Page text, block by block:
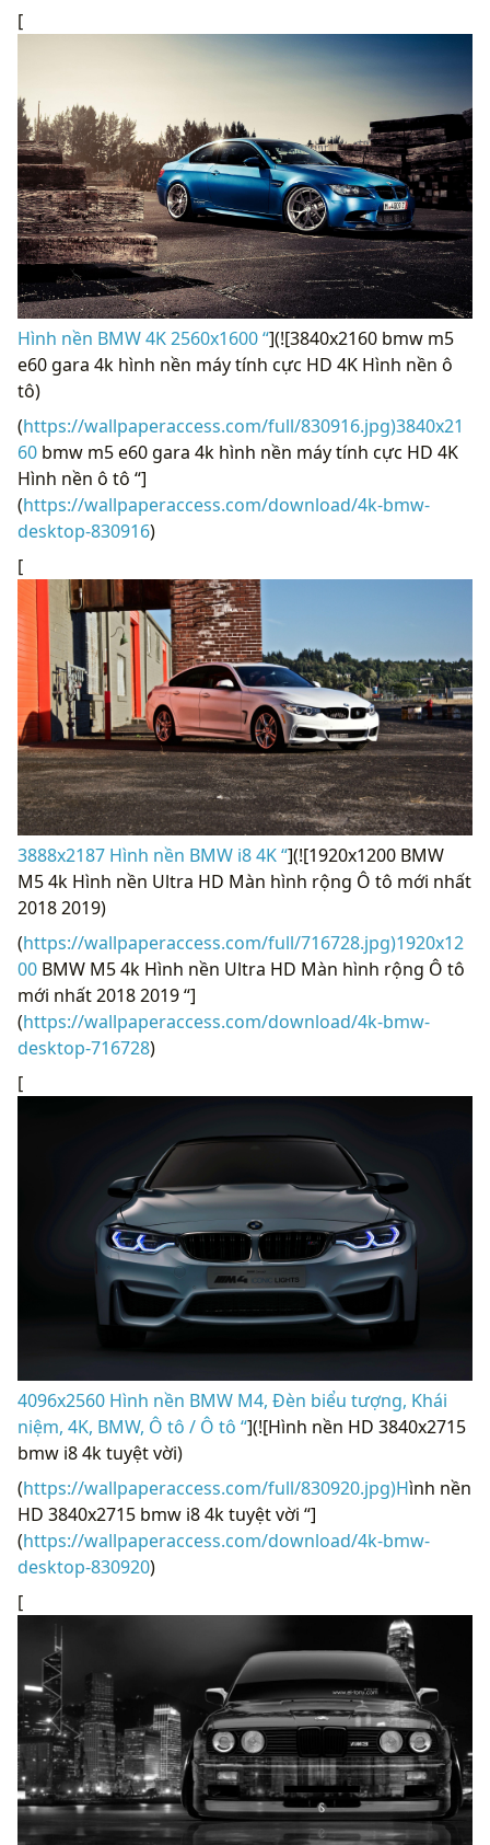
[
Hình nền BMW 4K 2560x1600 “](![3840x2160 bmw m5
e60 gara 4k hình nền máy tính cực HD 4K Hình nền ô
tô)
(https://wallpaperaccess.com/full/830916.jpg)3840x21
60 bmw m5 e60 gara 4k hình nền máy tính cực HD 4K
Hình nền ô tô “]
(https://wallpaperaccess.com/download/4k-bmw-
desktop-830916)
[
3888x2187 Hình nền BMW i8 4K “](![1920x1200 BMW
M5 4k Hình nền Ultra HD Màn hình rộng Ô tô mới nhất
2018 2019)
(https://wallpaperaccess.com/full/716728.jpg)1920x12
00 BMW M5 4k Hình nền Ultra HD Màn hình rộng Ô tô
mới nhất 2018 2019 “]
(https://wallpaperaccess.com/download/4k-bmw-
desktop-716728)
[
4096x2560 Hình nền BMW M4, Đèn biểu tượng, Khái
niệm, 4K, BMW, Ô tô / Ô tô “](![Hình nền HD 3840x2715
bmw i8 4k tuyệt vời)
(https://wallpaperaccess.com/full/830920.jpg)Hình nền
HD 3840x2715 bmw i8 4k tuyệt vời “]
(https://wallpaperaccess.com/download/4k-bmw-
desktop-830920)
[